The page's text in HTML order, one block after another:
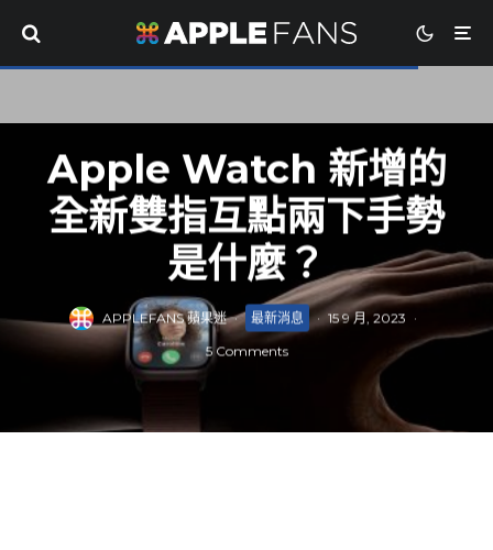
Apple Watch 新增的
全新雙指互點兩下手勢
是什麼？
APPLEFANS 蘋果迷 · 最新消息 · 15 9 月, 2023 ·
5 Comments